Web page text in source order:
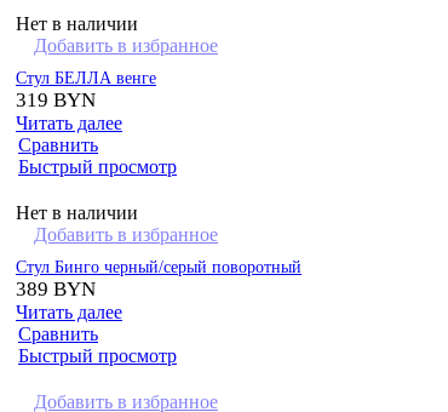
Нет в наличии
Добавить в избранное
Стул БЕЛЛА венге
319 BYN
Читать далее
Сравнить
Быстрый просмотр
Нет в наличии
Добавить в избранное
Стул Бинго черный/серый поворотный
389 BYN
Читать далее
Сравнить
Быстрый просмотр
Добавить в избранное